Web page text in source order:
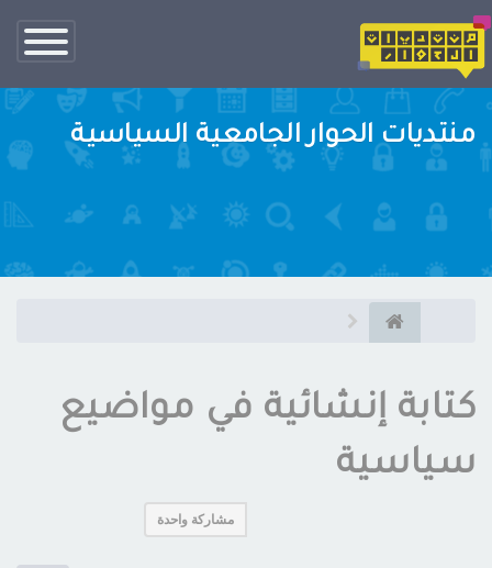
تبديل
الناف
منتديات الحوار الجامعية السياسية
كتابة إنشائية في مواضيع
سياسية
مشاركة واحدة